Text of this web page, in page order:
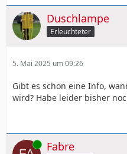
Duschlampe
Erleuchteter
5. Mai 2025 um 09:26
Gibt es schon eine Info,
wird? Habe leider bisher
Online Fabre